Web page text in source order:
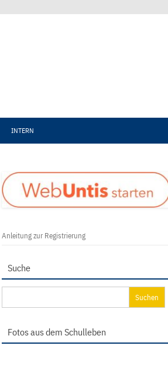
INTERN
Anleitung zur Registrierung
Suche
nach:
Fotos aus dem Schulleben